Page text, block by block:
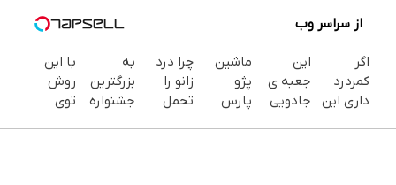
از سراسر وب
اگر
کمردرد
داری این
این
جعبه ی
جادویی
ماشین
پژو
پارس
چرا درد
زانو را
تحمل
به
بزرگترین
جشنواره
با این
روش
توی